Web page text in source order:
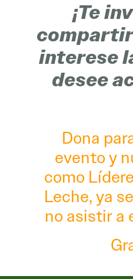
¡Te
interese
desee
Dona
evento y
como
Leche, ya
no asistir a